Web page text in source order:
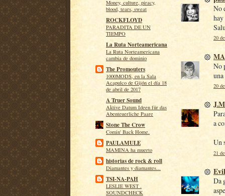
Money, culture, piracy,
blood, tears, sweat
ROCKFLOYD
PARADITA DE UN
TIEMPO
La Ruta Norteamericana
La Ruta Norteamericana
cambia de dominio
The Promouters
1000MODS, en la Sala
Acapulco de Gijón el día 18
de abril de 2017
A Truer Sound
Aktive Datum Ideen für das
Abenteuerliche Paare
Stone The Crow
Comin' Back Home.
PAULAMULE
MAMINA ha muerto
historias de rock & roll
Diamantes y diamantes...
TSI-NA-PAH
LESLIE WEST .
SOUNDCHECK
No
20
No
20
a
Un
21
Da